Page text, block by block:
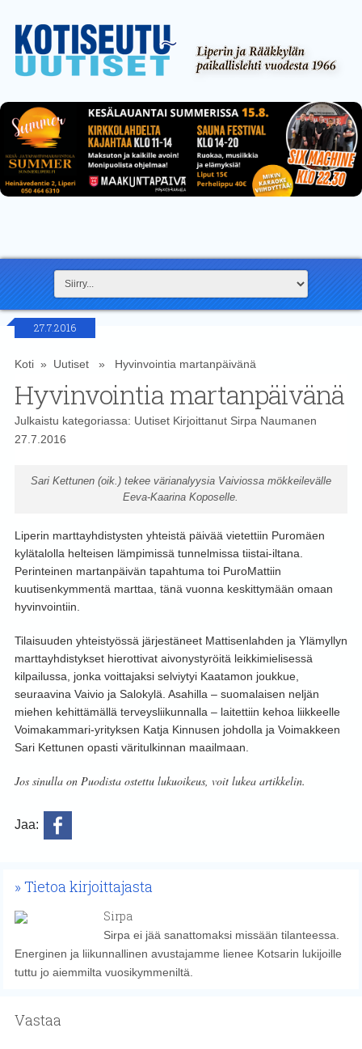
27.7.2016
Koti» Uutiset» Hyvinvointia martanpäivänä
Hyvinvointia martanpäivänä
Julkaistu kategoriassa: UutisetKirjoittanut Sirpa Naumanen
27.7.2016
Sari Kettunen (oik.) tekee värianalyysia Vaiviossa mökkeilevälle
Eeva-Kaarina Koposelle.
Liperin marttayhdistysten yhteistä päivää vietettiin Puromäen
kylätalolla helteisen lämpimissä tunnelmissa tiistai-iltana.
Perinteinen martanpäivän tapahtuma toi PuroMattiin
kuutisenkymmentä marttaa, tänä vuonna keskittymään omaan
hyvinvointiin.
Tilaisuuden yhteistyössä järjestäneet Mattisenlahden ja Ylämyllyn
marttayhdistykset hierottivat aivonystyröitä leikkimielisessä
kilpailussa, jonka voittajaksi selviytyi Kaatamon joukkue,
seuraavina Vaivio ja Salokylä. Asahilla – suomalaisen neljän
miehen kehittämällä terveysliikunnalla – laitettiin kehoa liikkeelle
Voimakammari-yrityksen Katja Kinnusen johdolla ja Voimakkeen
Sari Kettunen opasti väritulkinnan maailmaan.
Jos sinulla on Puodista ostettu lukuoikeus, voit lukea artikkelin.
Jaa:
Tietoa kirjoittajasta
Sirpa
Sirpa ei jää sanattomaksi missään tilanteessa.
Energinen ja liikunnallinen avustajamme lienee Kotsarin lukijoille
tuttu jo aiemmilta vuosikymmeniltä.
Vastaa